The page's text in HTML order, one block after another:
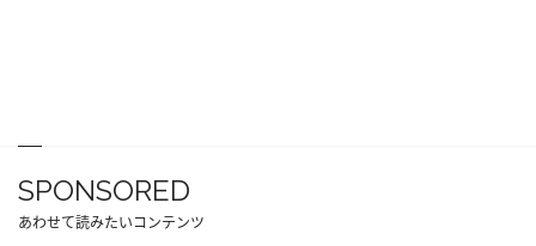
SPONSORED
あわせて読みたいコンテンツ